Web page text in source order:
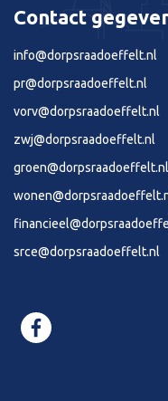
Contact
info@dorpsraadoeffelt.nl
pr@dorpsraadoeffelt.nl
vorv@dorpsraadoeffelt.nl
zwj@dorpsraadoeffelt.nl
groen@dorpsraadoeffelt.nl
srce@dorpsraadoeffelt.nl